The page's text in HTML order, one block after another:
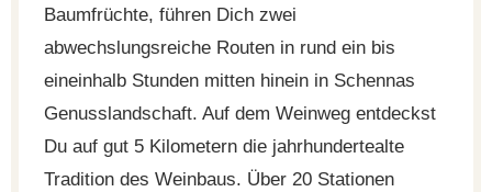
Baumfrüchte, führen Dich zwei
abwechslungsreiche Routen in rund ein bis
eineinhalb Stunden mitten hinein in Schennas
Genusslandschaft. Auf dem Weinweg entdeckst
Du auf gut 5 Kilometern die jahrhundertealte
Tradition des Weinbaus. Über 20 Stationen